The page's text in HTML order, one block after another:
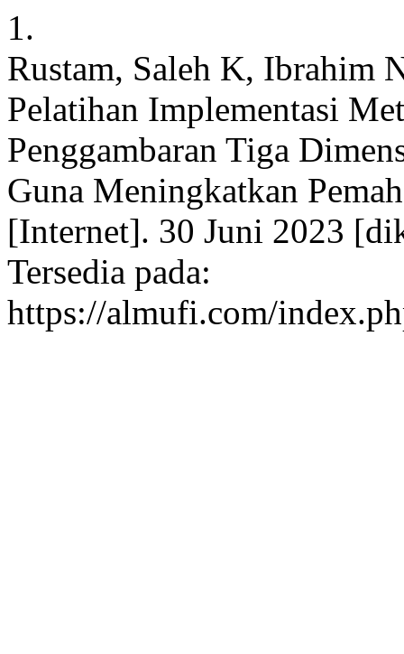
1.
Rustam, Saleh K, Ibrahim
Pelatihan Implementasi
Penggambaran Tiga
Guna Meningkatkan
[Internet]. 30 Juni 2023
Tersedia pada:
https://almufi.com/